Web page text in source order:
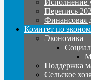
Перепись
Финансовая
Комитет по
Экономика
Поддержка
Сельское